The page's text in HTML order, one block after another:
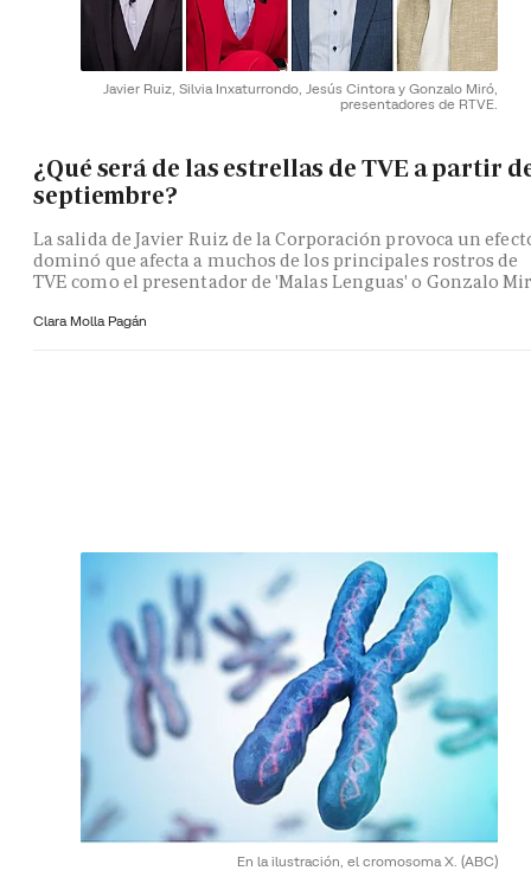
Javier Ruiz, Silvia Inxaturrondo, Jesús Cintora y Gonzalo Miró,
presentadores de RTVE.
¿Qué será de las estrellas de TVE a partir
septiembre?
La salida de Javier Ruiz de la Corporación provoca un
dominó que afecta a muchos de los principales rostros de
TVE como el presentador de 'Malas Lenguas' o Gonzalo
Clara Molla Pagán
En la ilustración, el cromosoma X. (ABC)